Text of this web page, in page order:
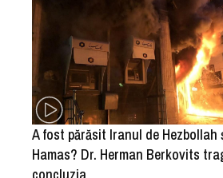
A fost părăsit Iranul de Hezbollah
Hamas? Dr. Herman Berkovits